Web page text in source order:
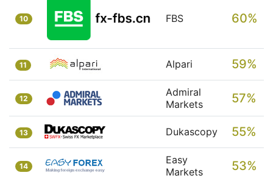
10 FBS 60%
11 Alpari 59%
12
Admiral
Markets
57%
13 Dukascopy 55%
14
Easy
Markets
53%